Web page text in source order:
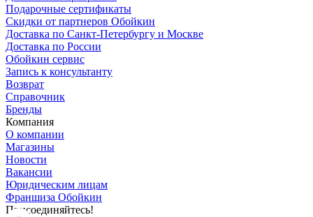
Подарочные сертификаты
Скидки от партнеров Обойкин
Доставка по Санкт-Петербургу и Москве
Доставка по России
Обойкин сервис
Запись к консультанту
Возврат
Справочник
Бренды
Компания
О компании
Магазины
Новости
Вакансии
Юридическим лицам
Франшиза Обойкин
Присоединяйтесь!